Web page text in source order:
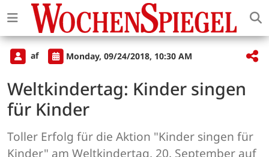
af Monday, 09/24/2018, 10:30 AM
Weltkindertag: Kinder singen
für Kinder
Toller Erfolg für die Aktion "Kinder singen für
Kinder" am Weltkindertag, 20. September auf